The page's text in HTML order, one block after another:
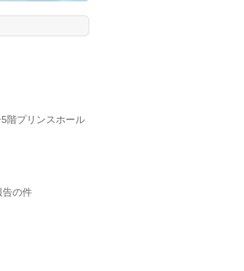
階プリンスホール
告の件